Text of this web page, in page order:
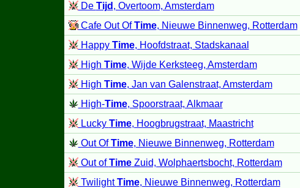
De Tijd , Overtoom, Amsterdam
Cafe Out OfTime, Nieuwe Binnenweg, Rotterdam
Happy Time, Hoofdstraat, Stadskanaal
High Time, Wijde Kerksteeg, Amsterdam
High Time, Jan van Galenstraat, Amsterdam
High-Time, Spoorstraat, Alkmaar
Lucky Time, Hoogbrugstraat, Maastricht
Out OfTime, Nieuwe Binnenweg, Rotterdam
Out ofTimeZuid, Wolphaertsbocht, Rotterdam
TwilightTime, Nieuwe Binnenweg, Rotterdam